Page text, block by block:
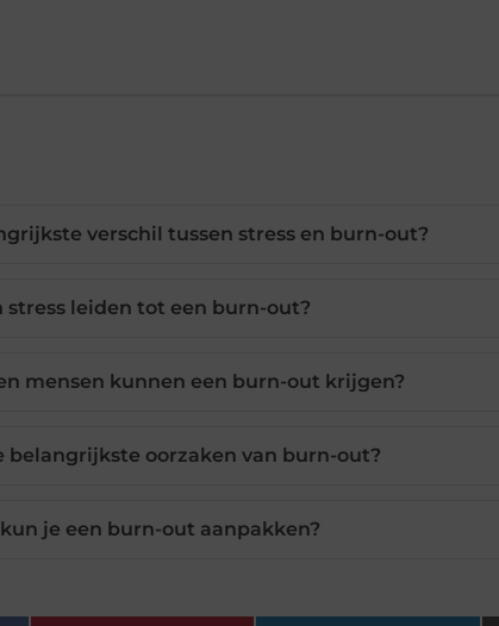
verschil tussen stress en burn-out?
stress leiden tot een burn-out?
mensen kunnen een burn-out krijgen?
belangrijkste oorzaken van burn-out?
kun je een burn-out aanpakken?